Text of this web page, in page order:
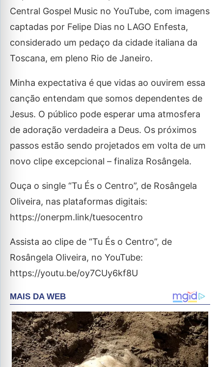
Central Gospel Music no YouTube, com imagens
captadas por Felipe Dias no LAGO Enfesta,
considerado um pedaço da cidade italiana da
Toscana, em pleno Rio de Janeiro.
Minha expectativa é que vidas ao ouvirem essa
canção entendam que somos dependentes de
Jesus. O público pode esperar uma atmosfera
de adoração verdadeira a Deus. Os próximos
passos estão sendo projetados em volta de um
novo clipe excepcional – finaliza Rosângela.
Ouça o single “Tu És o Centro”, de Rosângela
Oliveira, nas plataformas digitais:
https://onerpm.link/tuesocentro
Assista ao clipe de “Tu És o Centro”, de
Rosângela Oliveira, no YouTube:
https://youtu.be/oy7CUy6kf8U